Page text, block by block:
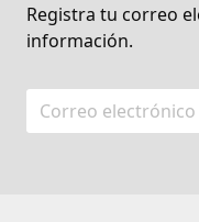
Registra tu correo
información.